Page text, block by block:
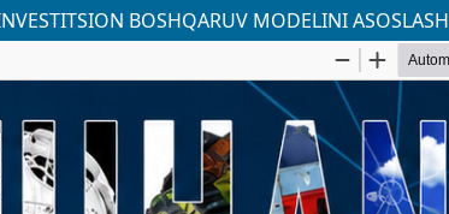
BOSHQARUV MODELINI ASOSLASH